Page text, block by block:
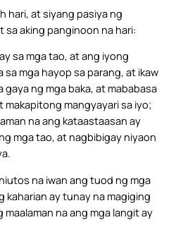
hari, at siyang pasiya ng
sa aking panginoon na hari:
sa mga tao, at ang iyong
sa mga hayop sa parang, at ikaw
gaya ng mga baka, at mababasa
makapitong mangyayari sa iyo;
na ang kataastaasan ay
mga tao, at nagbibigay niyaon
na iwan ang tuod ng mga
kaharian ay tunay na magiging
na ang mga langit ay